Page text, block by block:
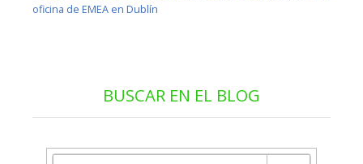
oficina de EMEA en Dublín
BUSCAR EN EL BLOG